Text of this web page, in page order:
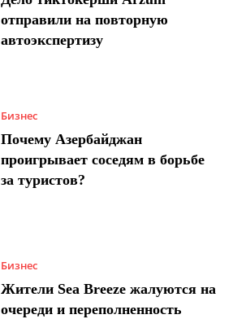
отправили на повторную
автоэкспертизу
Бизнес
Почему Азербайджан
проигрывает соседям в борьбе
за туристов?
Бизнес
Жители Sea Breeze жалуются на
очереди и переполненность